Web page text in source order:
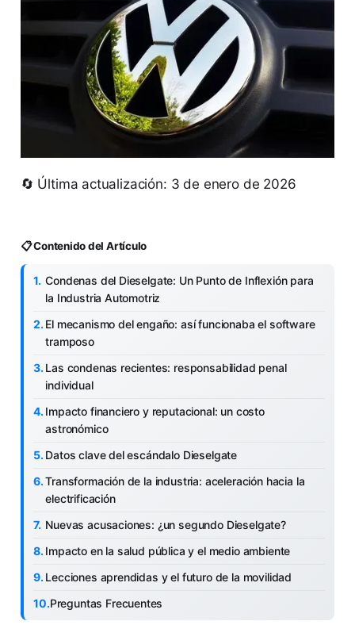
🔄 Última actualización: 3 de enero de 2026
📋 Contenido del Artículo
Condenas del Dieselgate: Un Punto de Inflexión para
la Industria Automotriz
El mecanismo del engaño: así funcionaba el software
tramposo
Las condenas recientes: responsabilidad penal
individual
Impacto financiero y reputacional: un costo
astronómico
Datos clave del escándalo Dieselgate
Transformación de la industria: aceleración hacia la
electrificación
Nuevas acusaciones: ¿un segundo Dieselgate?
Impacto en la salud pública y el medio ambiente
Lecciones aprendidas y el futuro de la movilidad
Preguntas Frecuentes